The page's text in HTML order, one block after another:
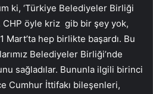
ki, ‘Türkiye Belediyeler Birliği
CHP öyle kriz gib bir şey yok,
Mart’ta hep birlikte başardı. Bu
Belediyeler Birliği’nde
sağladılar. Bununla ilgili birinci
Cumhur İttifakı bileşenleri,